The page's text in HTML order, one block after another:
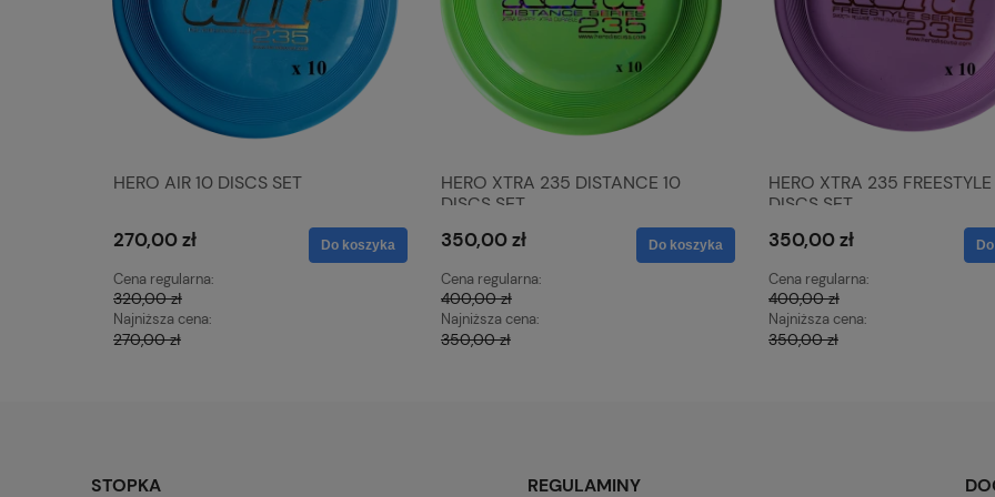
HERO AIR 10 DISCS SET
270,00 zł
Cena regularna:
320,00 zł
Najniższa cena:
270,00 zł
Do koszyka
HERO XTRA 235 DISTANCE 10
DISCS SET
350,00 zł
Cena regularna:
400,00 zł
Najniższa cena:
350,00 zł
Do koszyka
HERO XTRA 235
DISCS SET
350,00 zł
Cena regularna:
400,00 zł
Najniższa cena:
350,00 zł
STOPKA REGULAMINY